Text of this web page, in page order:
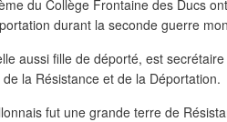
aussi fille de déporté, est
la Résistance et de la Déportation.
fut une grande terre de